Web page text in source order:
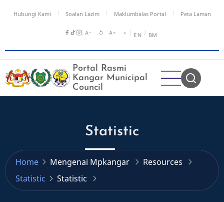
Hubungi Kami Soalan Lazim Maklumbalas Portal Peta Laman
A− ↺ A+ ◑ EN / BM
Portal Rasmi
Kangar Municipal
Council
Statistic
Home Mengenai Mpkangar
Resources
Statistic
Statistic